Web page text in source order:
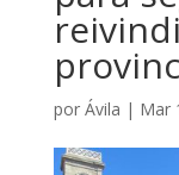
por Ávila | Mar